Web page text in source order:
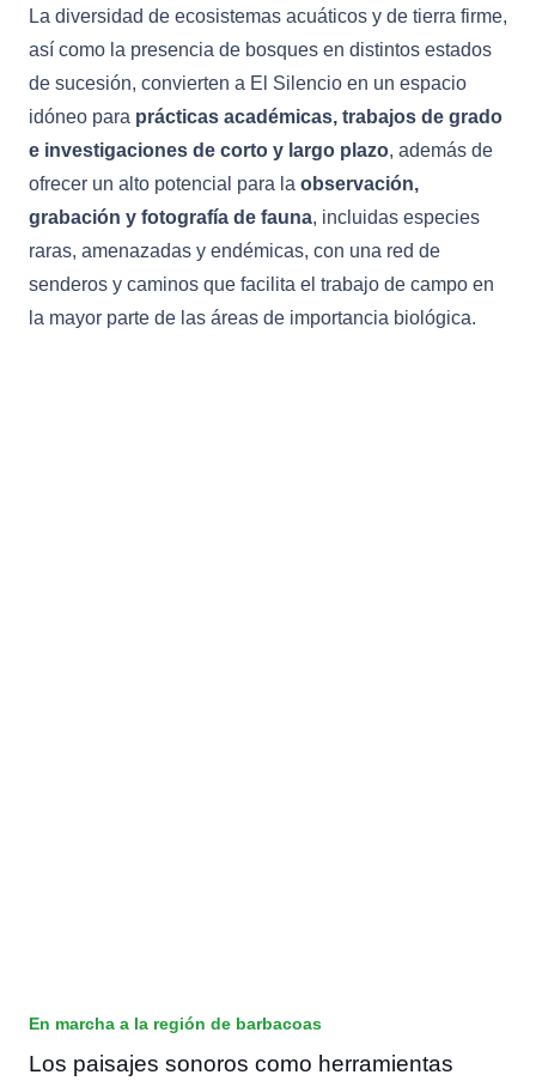
La diversidad de ecosistemas acuáticos y de tierra firme,
así como la presencia de bosques en distintos estados
de sucesión, convierten a El Silencio en un espacio
idóneo para prácticas académicas, trabajos de grado
e investigaciones de corto y largo plazo, además de
ofrecer un alto potencial para la observación,
grabación y fotografía de fauna, incluidas especies
raras, amenazadas y endémicas, con una red de
senderos y caminos que facilita el trabajo de campo en
la mayor parte de las áreas de importancia biológica.
En marcha a la región de barbacoas
Los paisajes sonoros como herramientas